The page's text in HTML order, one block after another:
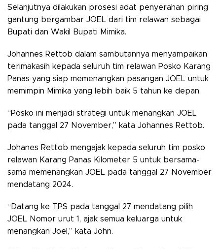
Selanjutnya dilakukan prosesi adat penyerahan piring
gantung bergambar JOEL dari tim relawan sebagai
Bupati dan Wakil Bupati Mimika.
Johannes Rettob dalam sambutannya menyampaikan
terimakasih kepada seluruh tim relawan Posko Karang
Panas yang siap memenangkan pasangan JOEL untuk
memimpin Mimika yang lebih baik 5 tahun ke depan.
“Posko ini menjadi strategi untuk menangkan JOEL
pada tanggal 27 November,” kata Johannes Rettob.
Johanes Rettob mengajak kepada seluruh tim posko
relawan Karang Panas Kilometer 5 untuk bersama-
sama memenangkan JOEL pada tanggal 27 November
mendatang 2024.
“Datang ke TPS pada tanggal 27 mendatang pilih
JOEL Nomor urut 1, ajak semua keluarga untuk
menangkan Joel,” kata John.